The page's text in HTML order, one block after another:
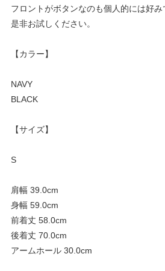
フロントがボタンなのも個人的には好み
是非お試しください。
【カラー】
NAVY
BLACK
【サイズ】
S
肩幅 39.0cm
身幅 59.0cm
前着丈 58.0cm
後着丈 70.0cm
アームホール 30.0cm